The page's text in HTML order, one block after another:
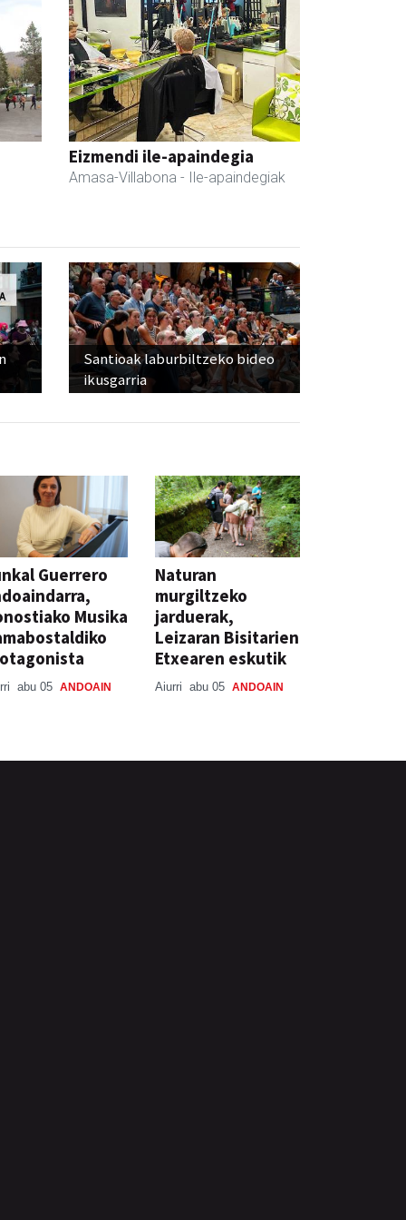
Eizmendi ile-apaindegia
Amasa-Villabona - Ile-apaindegiak
Santioak laburbiltzeko bideo
ikusgarria
Guerrero
Musika
abu 05 ANDOAIN
Naturan
murgiltzeko
jarduerak,
Leizaran Bisitarien
Etxearen eskutik
Aiurri abu 05 ANDOAIN